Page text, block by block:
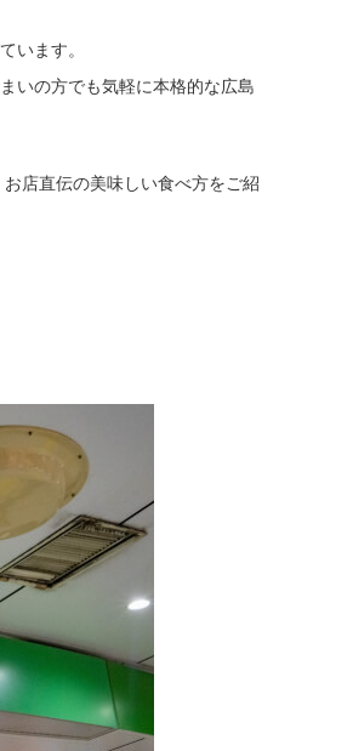
います。
いの方でも気軽に本格的な広島
店直伝の美味しい食べ方をご紹